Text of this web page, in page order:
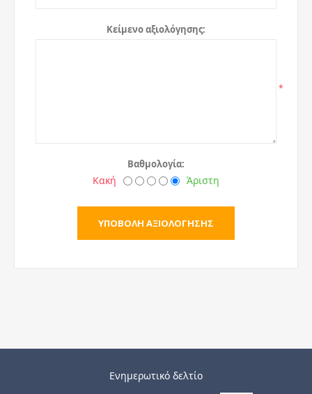
Κείμενο αξιολόγησης:
*
Βαθμολογία:
Κακή Άριστη
Ενημερωτικό δελτίο